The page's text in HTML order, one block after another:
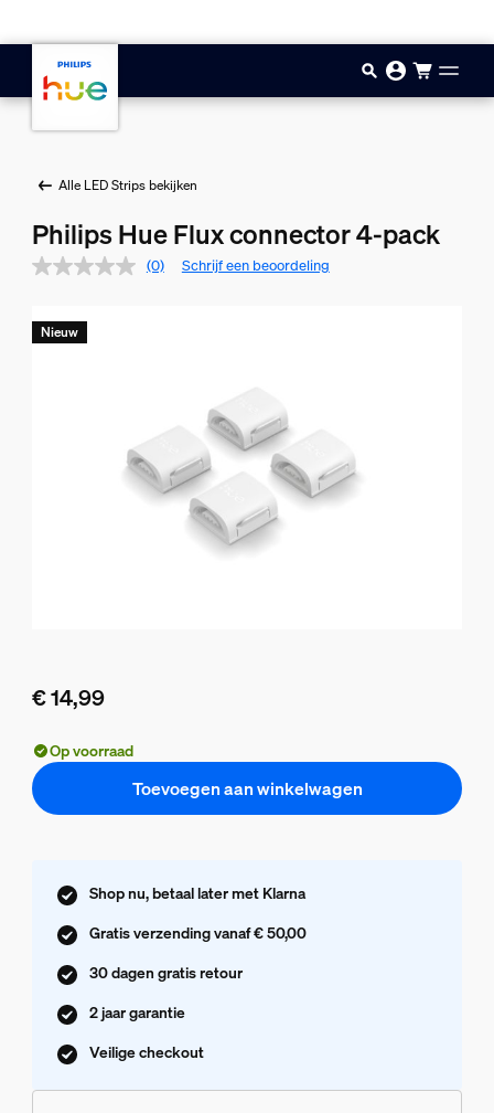
Alle LED Strips bekijken
Philips Hue Flux connector 4-pack
(0) Schrijf een beoordeling
€ 14,99
Nieuw
Op voorraad
Toevoegen aan winkelwagen
Shop nu, betaal later met Klarna
Gratis verzending vanaf € 50,00
30 dagen gratis retour
2 jaar garantie
Veilige checkout